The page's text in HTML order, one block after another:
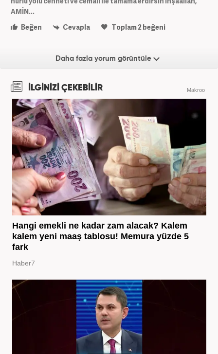
AMİN...
Beğen
Cevapla Toplam2beğeni
Daha fazla yorum görüntüle
İLGİNİZİ ÇEKEBİLİR Makroo
Hangi emekli ne kadar zam alacak? Kalem
kalem yeni maaş tablosu! Memura yüzde 5
fark
Haber7